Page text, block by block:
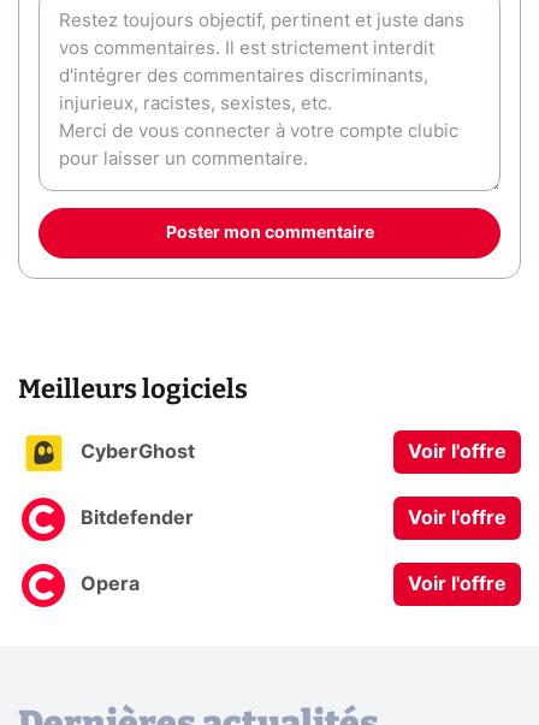
Poster mon commentaire
Meilleurs logiciels
CyberGhost Voir l'offre
Bitdefender Voir l'offre
Opera Voir l'offre